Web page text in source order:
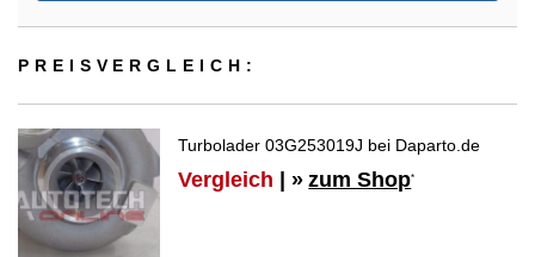
PREIS­VER­GLEICH:
Turbolader 03G253019J bei Daparto.de
Vergleich | » zum Shop*